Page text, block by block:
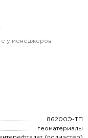
у менеджеров
86200Э-ТП
геоматериалы